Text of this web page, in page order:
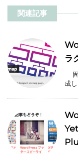
関連記事
ラ
固
成